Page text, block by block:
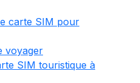
carte SIM pour
voyager
SIM touristique à